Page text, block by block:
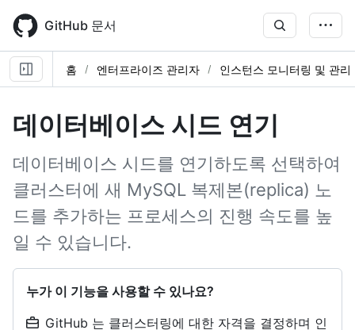
main
content
GitHub 문서
홈 엔터프라이즈 관리자 인스턴스 모니터링 및 관리
데이터베이스 시드 연기
데이터베이스 시드를 연기하도록 선택하여
클러스터에 새 MySQL 복제본(replica) 노
드를 추가하는 프로세스의 진행 속도를 높
일 수 있습니다.
누가 이 기능을 사용할 수 있나요?
GitHub 는 클러스터링에 대한 자격을 결정하며 인